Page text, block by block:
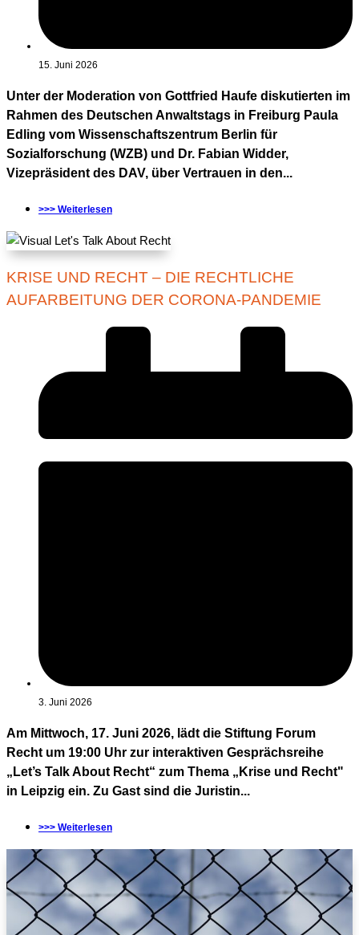
15. Juni 2026
Unter der Moderation von Gottfried Haufe diskutierten im
Rahmen des Deutschen Anwaltstags in Freiburg Paula
Edling vom Wissenschaftszentrum Berlin für
Sozialforschung (WZB) und Dr. Fabian Widder,
Vizepräsident des DAV, über Vertrauen in den...
>>> Weiterlesen
KRISE UND RECHT – DIE RECHTLICHE
AUFARBEITUNG DER CORONA-PANDEMIE
3. Juni 2026
Am Mittwoch, 17. Juni 2026, lädt die Stiftung Forum
Recht um 19:00 Uhr zur interaktiven Gesprächsreihe
„Let’s Talk About Recht“ zum Thema „Krise und Recht"
in Leipzig ein. Zu Gast sind die Juristin...
>>> Weiterlesen